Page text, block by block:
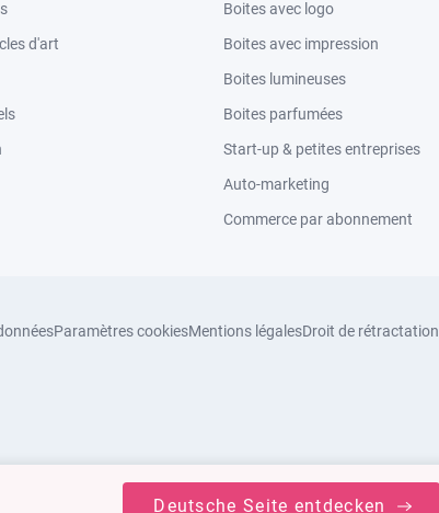
d'art
Boites avec logo
Boites avec impression
Boites lumineuses
Boites parfumées
Start-up & petites entreprises
Auto-marketing
Commerce par abonnement
Paramètres cookiesMentions légalesDroit de rétractation
Deutsche Seite entdecken